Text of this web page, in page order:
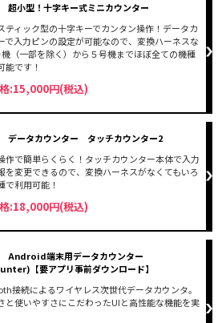
超小型！十字キー式ミニカウンター
ティック型の十字キーでカンタン操作！データカ
で入力ピンの設定が可能なので、変換ハーネスな
機（一部を除く）から５号機までほぼ全ての機種
能です！
:15,000円(税込)
】 データカウンター タッチカウンター2
作で簡単らくらく！タッチカウンター本体で入力
を変更できるので、変換ハーネスがなくてもいろ
で利用可能！
:18,000円(税込)
】 Android端末用データカウンター
【要アプリ事前ダウンロード】
接続によるワイヤレス次世代データカウンタ。
と使いやすさにこだわったUIと高性能な機能を実